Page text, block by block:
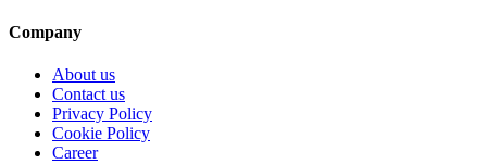
Company
About us
Contact us
Privacy Policy
Cookie Policy
Career